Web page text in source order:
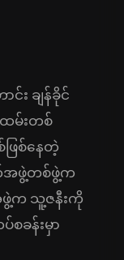
း ချန်ခိုင်
ထမ်းတစ်
ြစ်နေတဲ့
အဖွဲ့တစ်ဖွဲ့က
ဖွဲ့က သူ့ဇနီးကို
ခန်းမှာ